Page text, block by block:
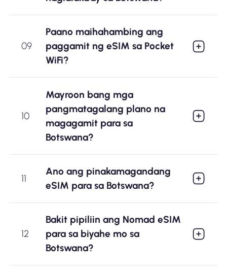
09
Paano maihahambing ang
paggamit ng eSIM sa Pocket
WiFi?
10
Mayroon bang mga
pangmatagalang plano na
magagamit para sa
Botswana?
11
Ano ang pinakamagandang
eSIM para sa Botswana?
12
Bakit pipiliin ang Nomad eSIM
para sa biyahe mo sa
Botswana?